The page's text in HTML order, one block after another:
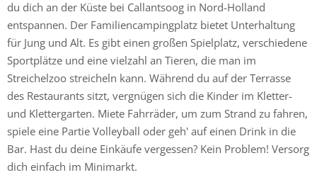
du dich an der Küste bei Callantsoog in Nord-Holland
entspannen. Der Familiencampingplatz bietet Unterhaltung
für Jung und Alt. Es gibt einen großen Spielplatz, verschiedene
Sportplätze und eine vielzahl an Tieren, die man im
Streichelzoo streicheln kann. Während du auf der Terrasse
des Restaurants sitzt, vergnügen sich die Kinder im Kletter-
und Klettergarten. Miete Fahrräder, um zum Strand zu fahren,
spiele eine Partie Volleyball oder geh' auf einen Drink in die
Bar. Hast du deine Einkäufe vergessen? Kein Problem! Versorg
dich einfach im Minimarkt.